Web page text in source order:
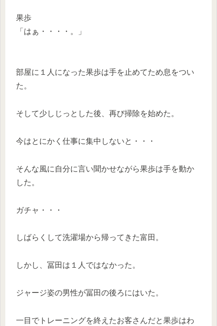
果歩
「はぁ・・・・。」
部屋に１人になった果歩は手を止めてため息をつい
た。
そして少しじっとした後、再び掃除を始めた。
今はとにかく仕事に集中しないと・・・
そんな風に自分に言い聞かせながら果歩は手を動か
した。
ガチャ・・・
しばらくして洗濯場から帰ってきた富田。
しかし、冨田は１人ではなかった。
ジャージ姿の男性が冨田の後ろにはいた。
一目でトレーニングを終えたお客さんだと果歩はわ